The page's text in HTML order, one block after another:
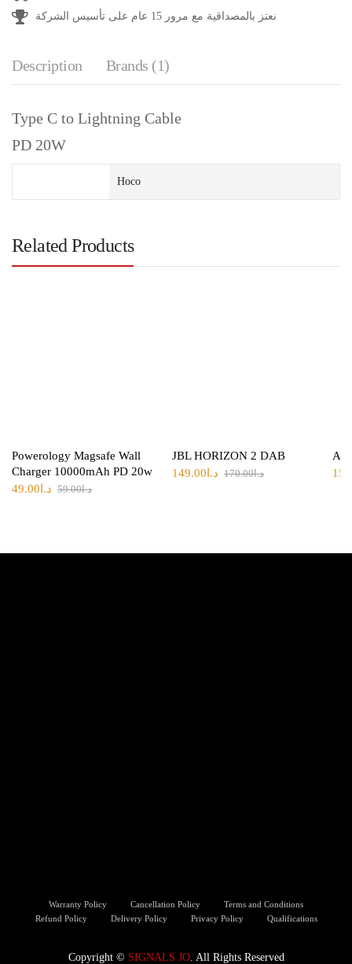
نعتز بالمصداقية مع مرور 15 عام على تأسيس الشركة
Description Brands (1)
Type C to Lightning Cable
PD 20W
Hoco
Related Products
Powerology Magsafe Wall
Charger 10000mAh PD 20w
د.ا59.00 د.ا 49.00
JBL HORIZON 2 DAB
د.ا170.00 د.ا 149.00
Warranty Policy Cancellation Policy
Terms and Conditions
Refund Policy
Delivery Policy Privacy Policy Qualifications
Copyright ©️ SIGNALS JO. All Rights Reserved